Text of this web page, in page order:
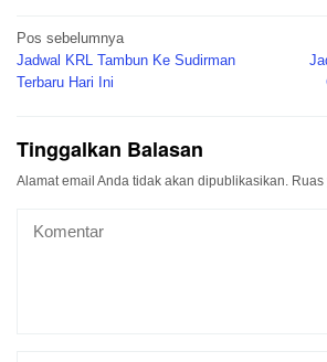
Navigasi
pos
Pos sebelumnya
Jadwal KRL Tambun Ke Sudirman
Terbaru Hari Ini
Tinggalkan Balasan
Alamat email Anda tidak akan dipublikasikan.